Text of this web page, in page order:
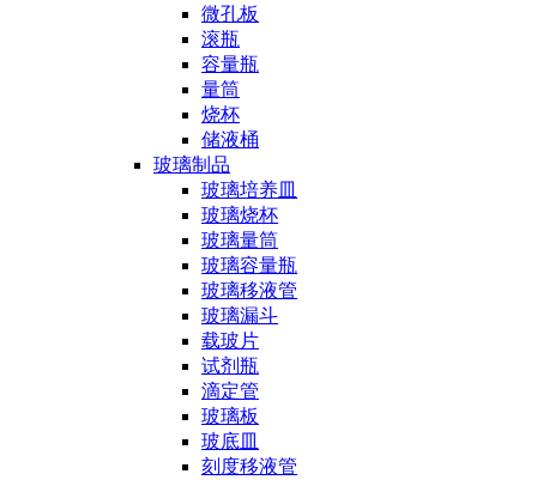
微孔板
滚瓶
容量瓶
量筒
烧杯
储液桶
玻璃制品
玻璃培养皿
玻璃烧杯
玻璃量筒
玻璃容量瓶
玻璃移液管
玻璃漏斗
载玻片
试剂瓶
滴定管
玻璃板
玻底皿
刻度移液管